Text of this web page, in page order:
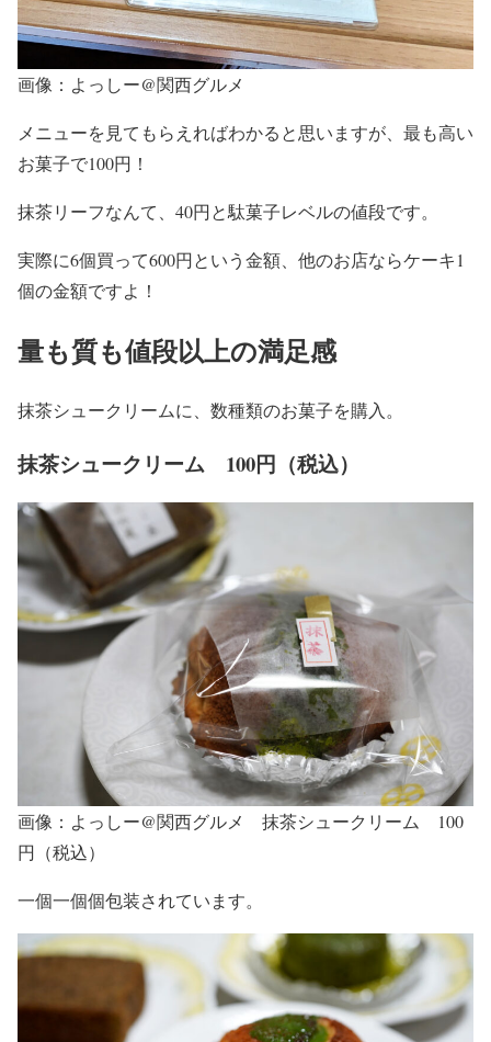
画像：よっしー@関西グルメ
メニューを見てもらえればわかると思いますが、最も高い
お菓子で100円！
抹茶リーフなんて、40円と駄菓子レベルの値段です。
実際に6個買って600円という金額、他のお店ならケーキ1
個の金額ですよ！
量も質も値段以上の満足感
抹茶シュークリームに、数種類のお菓子を購入。
抹茶シュークリーム 100円（税込）
画像：よっしー@関西グルメ 抹茶シュークリーム 100
円（税込）
一個一個個包装されています。